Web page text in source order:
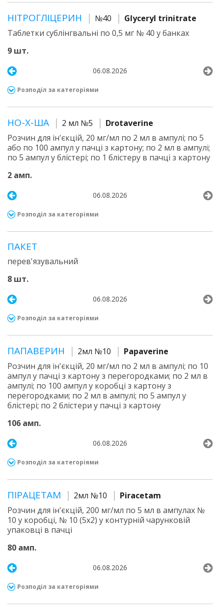
НІТРОГЛІЦЕРИН №40
Glyceryl trinitrate
Таблетки сублінгвальні по 0,5 мг № 40 у банках
9 шт.
06.08.2026
Розподіл за категоріями
НО-Х-ША 2 мл №5
Drotaverine
Розчин для ін'єкцій, 20 мг/мл по 2 мл в ампулі; по 5
або по 100 ампул у пачці з картону; по 2 мл в ампулі;
по 5 ампул у блістері; по 1 блістеру в пачці з картону
2 амп.
06.08.2026
Розподіл за категоріями
ПАКЕТ
перев'язувальний
8 шт.
06.08.2026
Розподіл за категоріями
ПАПАВЕРИН 2мл №10
Papaverine
Розчин для ін'єкцій, 20 мг/мл по 2 мл в ампулі; по 10
ампул у пачці з картону з перегородками; по 2 мл в
ампулі; по 100 ампул у коробці з картону з
перегородками; по 2 мл в ампулі; по 5 ампул у
блістері; по 2 блістери у пачці з картону
106 амп.
06.08.2026
Розподіл за категоріями
ПІРАЦЕТАМ 2мл №10
Piracetam
Розчин для ін'єкцій, 200 мг/мл по 5 мл в ампулах №
10 у коробці, № 10 (5х2) у контурній чарунковій
упаковці в пачці
80 амп.
06.08.2026
Розподіл за категоріями